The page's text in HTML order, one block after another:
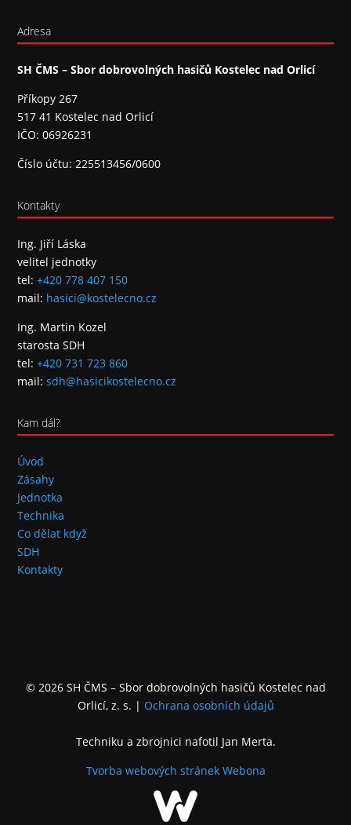
OpenStreetMapcontributors
Adresa
SH ČMS – Sbor dobrovolných hasičů Kostelec nad Orlicí
Příkopy 267
517 41 Kostelec nad Orlicí
IČO: 06926231
Číslo účtu: 225513456/0600
Kontakty
Ing. Jiří Láska
velitel jednotky
tel:+420 778 407 150
mail: hasici@kostelecno.cz
Ing. Martin Kozel
starosta SDH
tel:+420 731 723 860
mail:sdh@hasicikostelecno.cz
Kam dál?
Úvod
Zásahy
Jednotka
Technika
Co dělat když
SDH
Kontakty
© 2026 SH ČMS – Sbor dobrovolných hasičů Kostelec nad
Orlicí, z. s. | Ochrana osobních údajů
Techniku a zbrojnici nafotil Jan Merta.
Tvorba webových stránek Webona